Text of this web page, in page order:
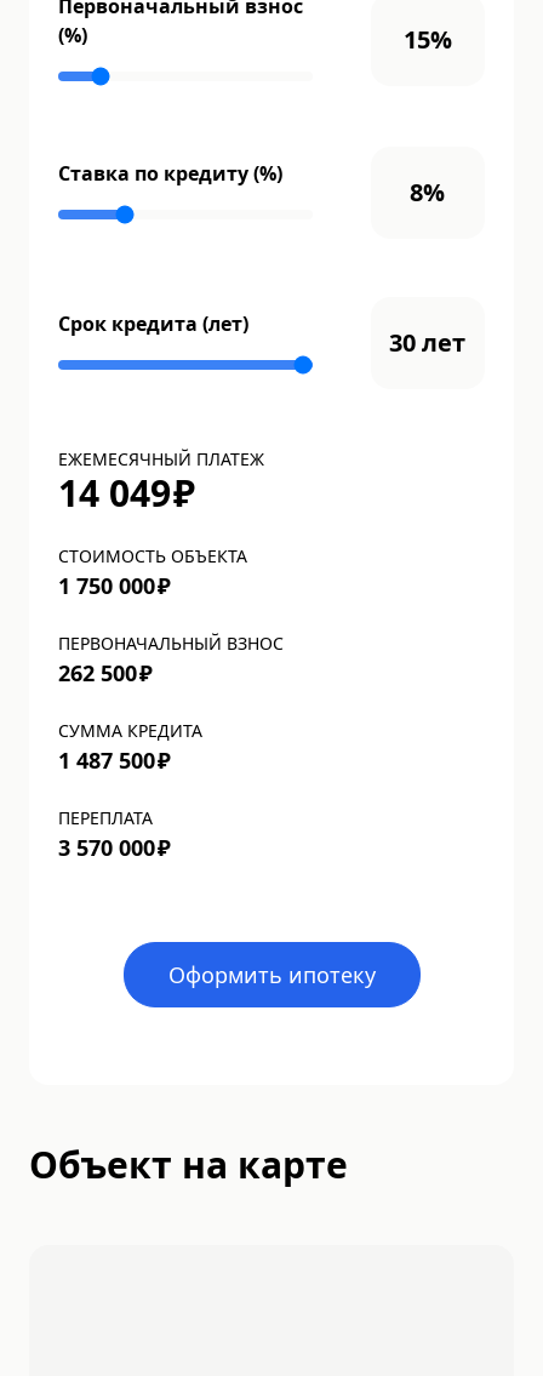
Первоначальный взнос
(%)
15%
Ставка по кредиту (%)
8%
Срок кредита (лет)
30лет
ЕЖЕМЕСЯЧНЫЙ ПЛАТЕЖ
14 049₽
СТОИМОСТЬ ОБЪЕКТА
1 750 000₽
ПЕРВОНАЧАЛЬНЫЙ ВЗНОС
262 500₽
СУММА КРЕДИТА
1 487 500₽
ПЕРЕПЛАТА
3 570 000₽
Оформить ипотеку
Объект на карте